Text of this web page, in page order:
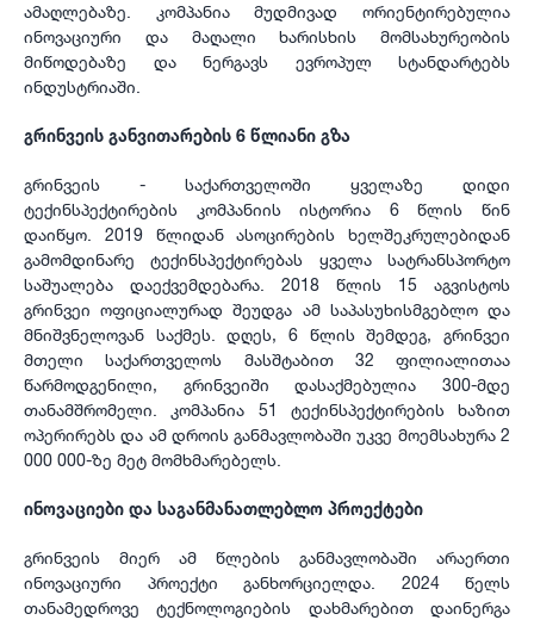
ამაღლებაზე. კომპანია მუდმივად ორიენტირებულია
ინოვაციური და მაღალი ხარისხის მომსახურეობის
მიწოდებაზე და ნერგავს ევროპულ სტანდარტებს
ინდუსტრიაში.
გრინვეის განვითარების 6 წლიანი გზა
გრინვეის - საქართველოში ყველაზე დიდი
ტექინსპექტირების კომპანიის ისტორია 6 წლის წინ
დაიწყო. 2019 წლიდან ასოცირების ხელშეკრულებიდან
გამომდინარე ტექინსპექტირებას ყველა სატრანსპორტო
საშუალება დაექვემდებარა. 2018 წლის 15 აგვისტოს
გრინვეი ოფიციალურად შეუდგა ამ საპასუხისმგებლო და
მნიშვნელოვან საქმეს. დღეს, 6 წლის შემდეგ, გრინვეი
მთელი საქართველოს მასშტაბით 32 ფილიალითაა
წარმოდგენილი, გრინვეიში დასაქმებულია 300-მდე
თანამშრომელი. კომპანია 51 ტექინსპექტირების ხაზით
ოპერირებს და ამ დროის განმავლობაში უკვე მოემსახურა 2
000 000-ზე მეტ მომხმარებელს.
ინოვაციები და საგანმანათლებლო პროექტები
გრინვეის მიერ ამ წლების განმავლობაში არაერთი
ინოვაციური პროექტი განხორციელდა. 2024 წელს
თანამედროვე ტექნოლოგიების დახმარებით დაინერგა